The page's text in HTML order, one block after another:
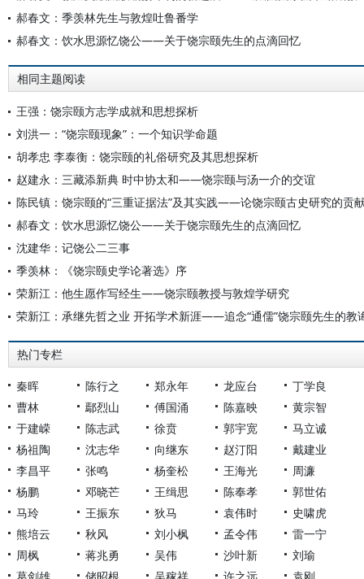
郝春文：季羡林先生与敦煌吐鲁番学
郝春文：饮水思源忆饶公——关于饶宗颐先生的点滴回忆
相同主题阅读
王强：饶宗颐方志学成就和思想探析
刘洪一：“饶宗颐现象”：一个知识学命题
胡孝忠 李泰衡：饶宗颐的礼俗研究及其思想探析
赵建永：三藏添新典 时中协太和——饶宗颐与汤一介的交谊
陈民镇：饶宗颐的“三重证据法”及其实践——论饶宗颐古史研究的贡
郝春文：饮水思源忆饶公——关于饶宗颐先生的点滴回忆
沈建华：记饶公二三事
季羡林：《饶宗颐史学论著选》序
荣新江：他生愿作写经生——饶宗颐教授与敦煌学研究
荣新江：承继先哲之业 开拓学术新涯——追念“通儒”饶宗颐先生的教
热门专栏
秦晖 陈行之 郑永年 龙应台
丁学良
曹林
鄢烈山 傅国涌 陈嘉映
黄宗智
于建嵘
陈志武 徐贲 郭宇宽
马立诚
杨祖陶
沈志华 向继东 赵汀阳
戴建业
李昌平
张鸣 杨奎松 王海光
周濂
杨鹏
邓晓芒 王缉思 陈奉孝
郭世佑
马玲
王振东 狄马 袁伟时
史啸虎
熊培云
秋风 刘小枫 孟令伟
雷一宁
周枫
蒋兆勇 吴伟 沙叶新
刘瑜